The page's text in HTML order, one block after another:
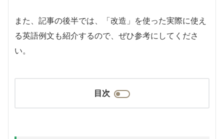
また、記事の後半では、「改造」を使った実際に使え
る英語例文も紹介するので、ぜひ参考にしてくださ
い。
目次